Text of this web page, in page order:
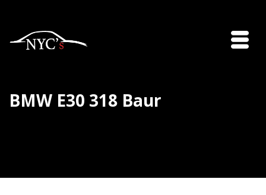
BMW E30 318 Baur